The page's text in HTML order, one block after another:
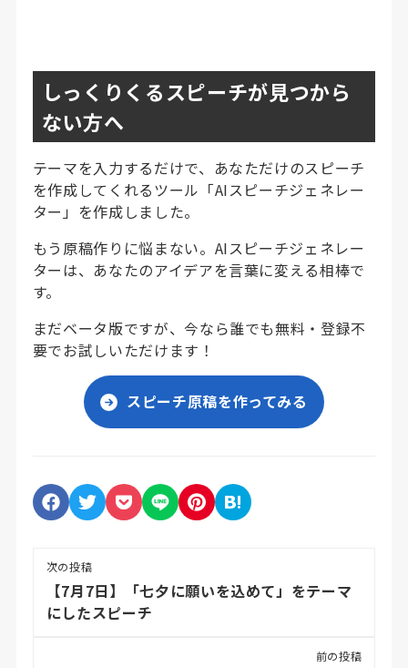
しっくりくるスピーチが見つから
ない方へ
テーマを入力するだけで、あなただけのスピーチ
を作成してくれるツール「AIスピーチジェネレー
ター」を作成しました。
もう原稿作りに悩まない。AIスピーチジェネレー
ターは、あなたのアイデアを言葉に変える相棒で
す。
まだベータ版ですが、今なら誰でも無料・登録不
要でお試しいただけます！
スピーチ原稿を作ってみる
次の投稿
【7月7日】「七夕に願いを込めて」をテーマ
にしたスピーチ
前の投稿